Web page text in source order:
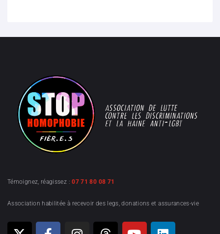
Témoignez, réagissez :07 71 80 08 71
Association habilitée à recevoir des legs, donations et assurances-vie